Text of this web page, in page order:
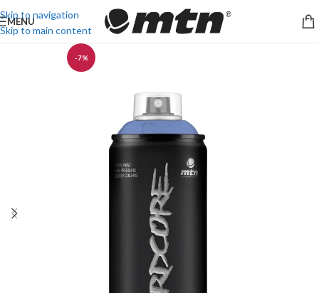
Skip to navigation
Skip to main content
MENU
-7%